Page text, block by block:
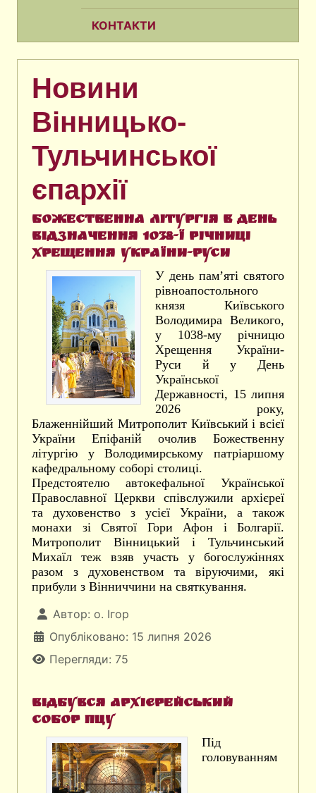
КОНТАКТИ
Новини
Вінницько-
Тульчинської
єпархії
Божественна літургія в день
відзначення 1038-ї річниці
Хрещення України-Руси
У день пам’яті святого
рівноапостольного
князя Київського
Володимира Великого,
у 1038-му річницю
Хрещення України-
Руси й у День
Української
Державності, 15 липня
2026 року,
Блаженнійший Митрополит Київський і всієї
України Епіфаній очолив Божественну
літургію у Володимирському патріаршому
кафедральному соборі столиці.
Предстоятелю автокефальної Української
Православної Церкви співслужили архієреї
та духовенство з усієї України, а також
монахи зі Святої Гори Афон і Болгарії.
Митрополит Вінницький і Тульчинський
Михаїл теж взяв участь у богослужіннях
разом з духовенством та віруючими, які
прибули з Вінниччини на святкування.
Автор: о. Ігор
Опубліковано: 15 липня 2026
Перегляди: 75
Відбувся Архієрейський
Собор ПЦУ
Під
головуванням